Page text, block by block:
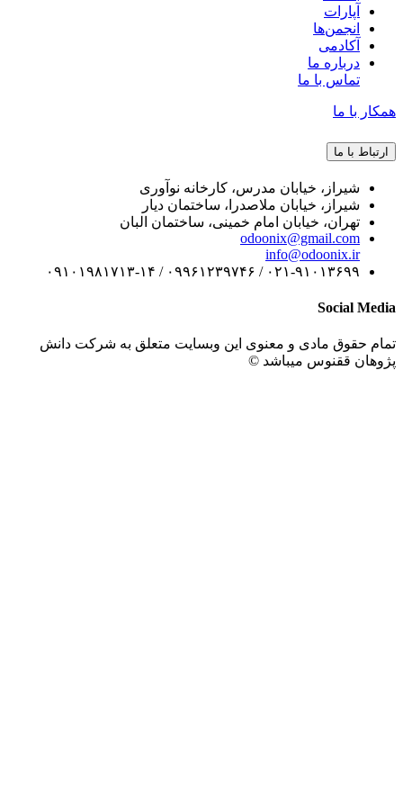
آپارات
انجمن‌ها
آکادمی
درباره ما
تماس با ما
با ما
با ما
شیراز، خیابان مدرس، کارخانه نوآوری
شیراز، خیابان ملاصدرا، ساختمان دیار
تهران، خیابان امام خمینی، ساختمان البان
odoonix@gmail.com
info@odoonix.ir
۰۲۱-۹۱۰۱۳۶۹۹ / ۰۹۹۶۱۲۳۹۷۴۶ / ۰۹۱۰۱۹۸۱۷۱۳-۱۴
Social
حقوق مادی و معنوی این وبسایت متعلق به شرکت دانش
ققنوس میباشد ©